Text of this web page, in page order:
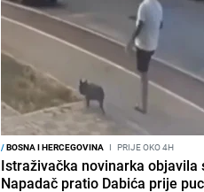
/BOSNA I HERCEGOVINA I PRIJE OKO 4H
Istraživačka novinarka objavila
Napadač pratio Dabića prije